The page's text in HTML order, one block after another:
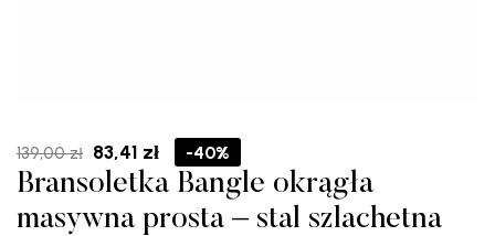
139,00zł Pierwotna
cena
wynosiła:
139,00 zł.
83,41 złAktualna
cena
wynosi:
83,41 zł.
-40%
Bransoletka Bangle okrągła
masywna prosta – stal szlachetna